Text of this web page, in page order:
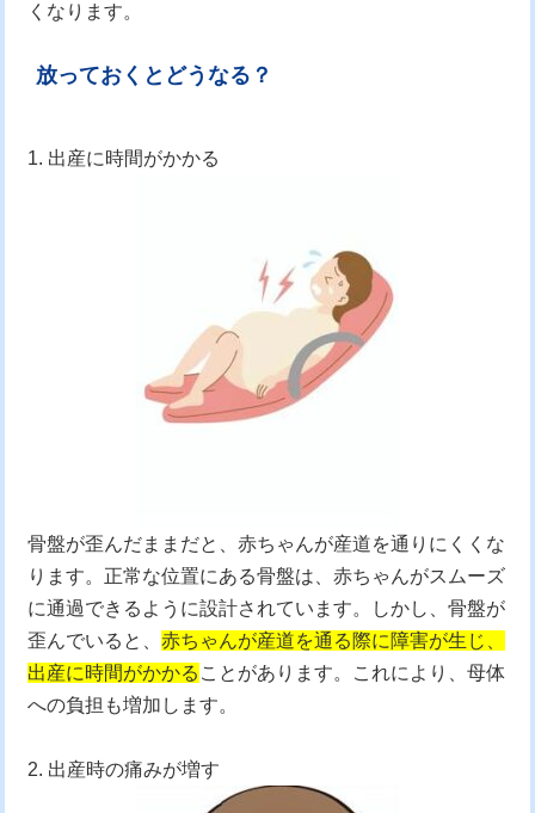
くなります。
放っておくとどうなる？
1. 出産に時間がかかる
骨盤が歪んだままだと、赤ちゃんが産道を通りにくくな
ります。正常な位置にある骨盤は、赤ちゃんがスムーズ
に通過できるように設計されています。しかし、骨盤が
歪んでいると、赤ちゃんが産道を通る際に障害が生じ、
出産に時間がかかる ことがあります。これにより、母体
への負担も増加します。
2. 出産時の痛みが増す